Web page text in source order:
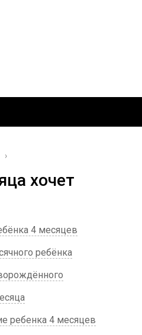
›
хочет
4 месяцев
ребёнка
ребенка 4 месяцев